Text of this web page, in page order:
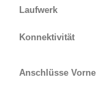
Laufwerk
Konnektivität
Anschlüsse Vorne